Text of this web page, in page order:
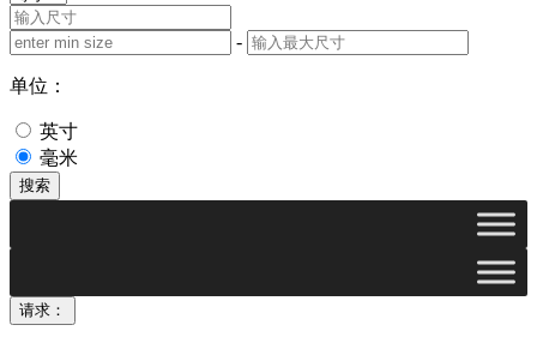
-
单位：
英寸
毫米
搜索
请求：